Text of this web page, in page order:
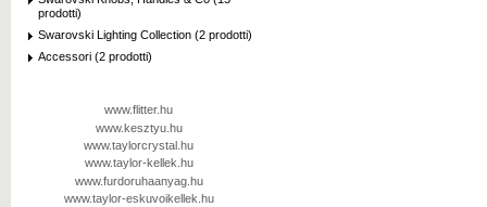
prodotti)
Swarovski Lighting Collection (2 prodotti)
Accessori (2 prodotti)
www.flitter.hu
www.kesztyu.hu
www.taylorcrystal.hu
www.taylor-kellek.hu
www.furdoruhaanyag.hu
www.taylor-eskuvoikellek.hu